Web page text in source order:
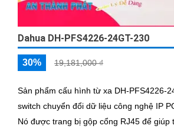
Dahua DH-PFS4226-24GT-230
30% 19,181,000 ₫
Sản phẩm cấu hình từ xa DH-PFS4226-
switch chuyển đổi dữ liệu công nghệ IP
Nó được trang bị gộp cổng RJ45 để giúp